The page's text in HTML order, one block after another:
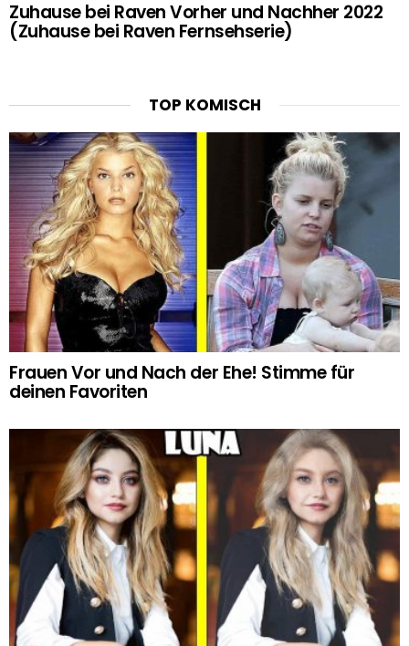
Zuhause bei Raven Vorher und Nachher 2022
(Zuhause bei Raven Fernsehserie)
TOP KOMISCH
Frauen Vor und Nach der Ehe! Stimme für
deinen Favoriten